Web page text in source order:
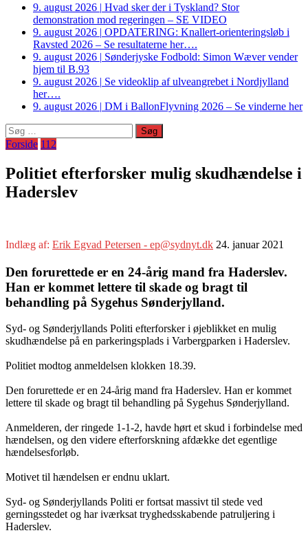
9. august 2026 | Hvad sker der i Tyskland? Stor
demonstration mod regeringen – SE VIDEO
9. august 2026 | OPDATERING: Knallert-orienteringsløb i
Ravsted 2026 – Se resultaterne her….
9. august 2026 | Sønderjyske Fodbold: Simon Wæver vender
hjem til B.93
9. august 2026 | Se videoklip af ulveangrebet i Nordjylland
her….
9. august 2026 | DM i BallonFlyvning 2026 – Se vinderne her
Søg
efter:
Forside 112
Politiet efterforsker mulig skudhændelse i
Haderslev
Indlæg af: Erik Egvad Petersen - ep@sydnyt.dk 24. januar 2021
Den forurettede er en 24-årig mand fra Haderslev.
Han er kommet lettere til skade og bragt til
behandling på Sygehus Sønderjylland.
Syd- og Sønderjyllands Politi efterforsker i øjeblikket en mulig
skudhændelse på en parkeringsplads i Varbergparken i Haderslev.
Politiet modtog anmeldelsen klokken 18.39.
Den forurettede er en 24-årig mand fra Haderslev. Han er kommet
lettere til skade og bragt til behandling på Sygehus Sønderjylland.
Anmelderen, der ringede 1-1-2, havde hørt et skud i forbindelse med
hændelsen, og den videre efterforskning afdække det egentlige
hændelsesforløb.
Motivet til hændelsen er endnu uklart.
Syd- og Sønderjyllands Politi er fortsat massivt til stede ved
gerningsstedet og har iværksat tryghedsskabende patruljering i
Haderslev.